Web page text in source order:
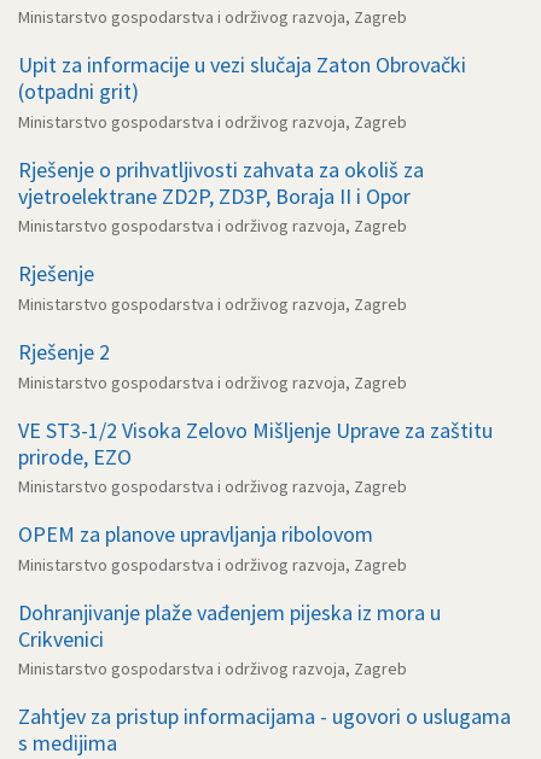
Ministarstvo gospodarstva i održivog razvoja, Zagreb
Upit za informacije u vezi slučaja Zaton Obrovački
(otpadni grit)
Ministarstvo gospodarstva i održivog razvoja, Zagreb
Rješenje o prihvatljivosti zahvata za okoliš za
vjetroelektrane ZD2P, ZD3P, Boraja II i Opor
Ministarstvo gospodarstva i održivog razvoja, Zagreb
Rješenje
Ministarstvo gospodarstva i održivog razvoja, Zagreb
Rješenje 2
Ministarstvo gospodarstva i održivog razvoja, Zagreb
VE ST3-1/2 Visoka Zelovo Mišljenje Uprave za zaštitu
prirode, EZO
Ministarstvo gospodarstva i održivog razvoja, Zagreb
OPEM za planove upravljanja ribolovom
Ministarstvo gospodarstva i održivog razvoja, Zagreb
Dohranjivanje plaže vađenjem pijeska iz mora u
Crikvenici
Ministarstvo gospodarstva i održivog razvoja, Zagreb
Zahtjev za pristup informacijama - ugovori o uslugama
s medijima